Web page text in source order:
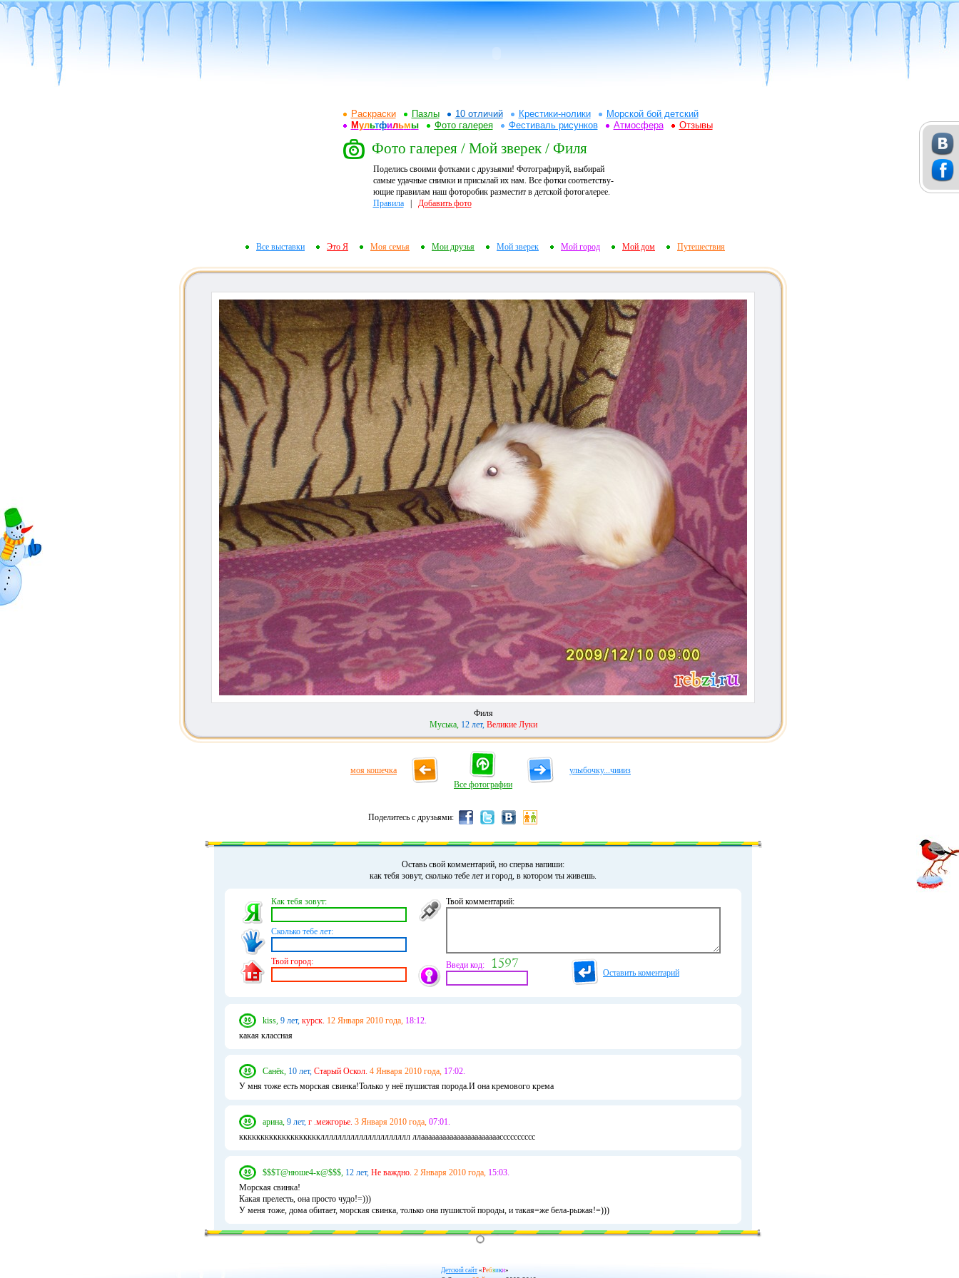
Раскраски Пазлы 10 отличий Крестики-нолики
Морской бой детский
Мультфильмы Фото галерея Фестиваль рисунков Атмосфера Отзывы
Фото галерея / Мой зверек / Филя
Поделись своими фотками с друзьями! Фотографируй, выбирай
самые удачные снимки и присылай их нам. Все фотки соответству-
ющие правилам наш фоторобик разместит в детской фотогалерее.
Правила| Добавить фото
Все выставки Это Я Моя семья Мои друзья Мой зверек Мой город Мой дом Путешествия
Филя
Муська, 12 лет, Великие Луки
моя кошечка
Все фотографии
улыбочку...чиииз
Поделитесь с друзьями:
Оставь свой комментарий, но сперва напиши:
как тебя зовут, сколько тебе лет и город, в котором ты живешь.
Как тебя зовут:
Сколько тебе лет:
Твой город:
Твой комментарий:
Введи код:
Оставить коментарий
kiss, 9 лет, курск. 12 Января 2010 года, 18:12.
какая классная
Санёк, 10 лет, Старый Оскол. 4 Января 2010 года, 17:02.
У мня тоже есть морская свинка!Только у неё пушистая порода.И она кремового крема
арина, 9 лет, г .межгорье. 3 Января 2010 года, 07:01.
кккккккккккккккккккллллллллллллллллллллл ллаааааааааааааааааааааасссссссссс
$$$Т@нюше4-к@$$$, 12 лет, Не важдно. 2 Января 2010 года, 15:03.
Морская свинка!
Какая прелесть, она просто чудо!=)))
У меня тоже, дома обитает, морская свинка, только она пушистой породы, и такая=же бела-рыжая!=)))
Детский сайт «Ребзики»